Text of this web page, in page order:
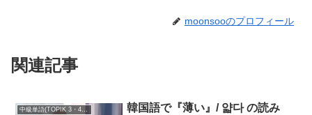
moonsooのプロフィール
関連記事
中級単語(TOPIK 3・4級)
韓国語で『薄い』/ 얇다 の読み